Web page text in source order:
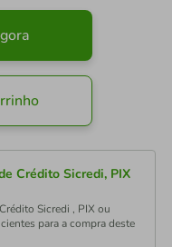
Crédito Sicredi, PIX
Sicredi , PIX ou
para a compra deste